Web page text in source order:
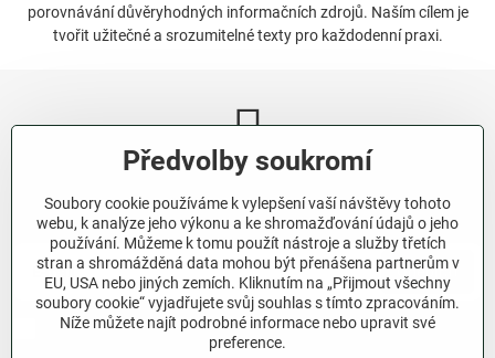
porovnávání důvěryhodných informačních zdrojů. Naším cílem je
tvořit užitečné a srozumitelné texty pro každodenní praxi.
Newsletter
Odebírat naše novinky:
Odebírat
Chci se přihlásit k odběru novinek e-mailem.
Předvolby soukromí
Soubory cookie používáme k vylepšení vaší návštěvy tohoto
webu, k analýze jeho výkonu a ke shromažďování údajů o jeho
používání. Můžeme k tomu použít nástroje a služby třetích
stran a shromážděná data mohou být přenášena partnerům v
EU, USA nebo jiných zemích. Kliknutím na „Přijmout všechny
soubory cookie“ vyjadřujete svůj souhlas s tímto zpracováním.
Níže můžete najít podrobné informace nebo upravit své
preference.